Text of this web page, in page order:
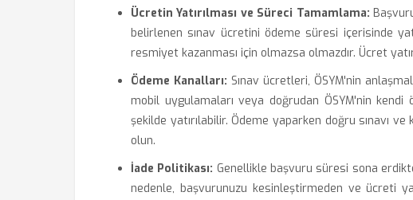
Ücretin Yatırılması ve Süreci Tamamlama:
belirlenen sınav ücretini ödeme süresi içerisinde
resmiyet kazanması için olmazsa olmazdır. Ücret
Ödeme Kanalları: Sınav ücretleri, ÖSYM'nin
mobil uygulamaları veya doğrudan ÖSYM'nin
şekilde yatırılabilir. Ödeme yaparken doğru sınavı ve
olun.
İade Politikası: Genellikle başvuru süresi sona
nedenle, başvurunuzu kesinleştirmeden ve ücreti